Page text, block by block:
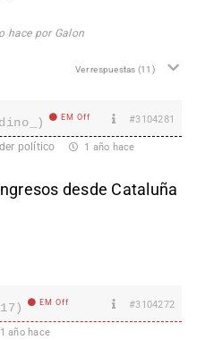
hace por Galon
Ver respuestas (11)
EM Off #3104281
político 1 año hace
desde Cataluña
EM Off #3104272
1 año hace